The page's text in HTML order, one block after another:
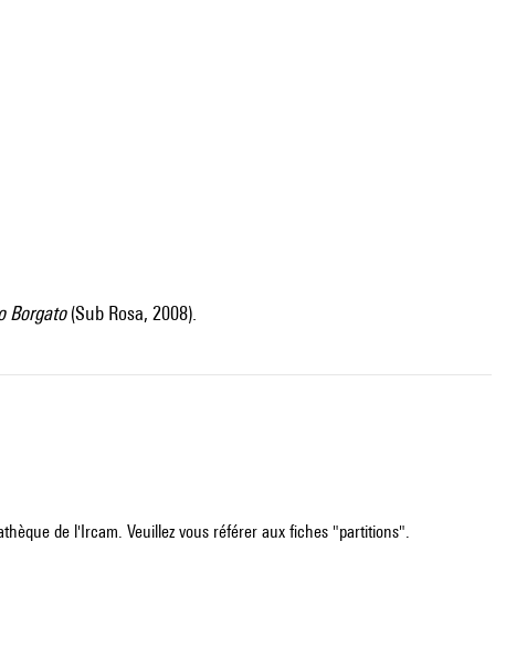
Borgato(Sub Rosa, 2008).
de l'Ircam. Veuillez vous référer aux fiches "partitions".